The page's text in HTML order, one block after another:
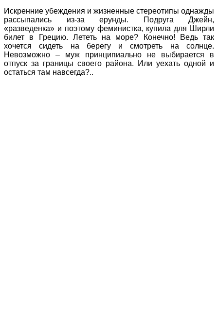
Искренние убеждения и жизненные стереотипы однажды
рассыпались из-за ерунды. Подруга Джейн,
«разведенка» и поэтому феминистка, купила для Ширли
билет в Грецию. Лететь на море? Конечно! Ведь так
хочется сидеть на берегу и смотреть на солнце.
Невозможно – муж принципиально не выбирается в
отпуск за границы своего района. Или уехать одной и
остаться там навсегда?..